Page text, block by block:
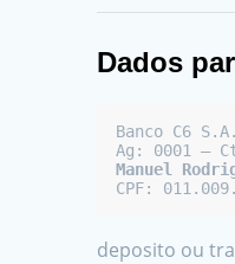
Dados
Banco C6
CPF:
deposito ou